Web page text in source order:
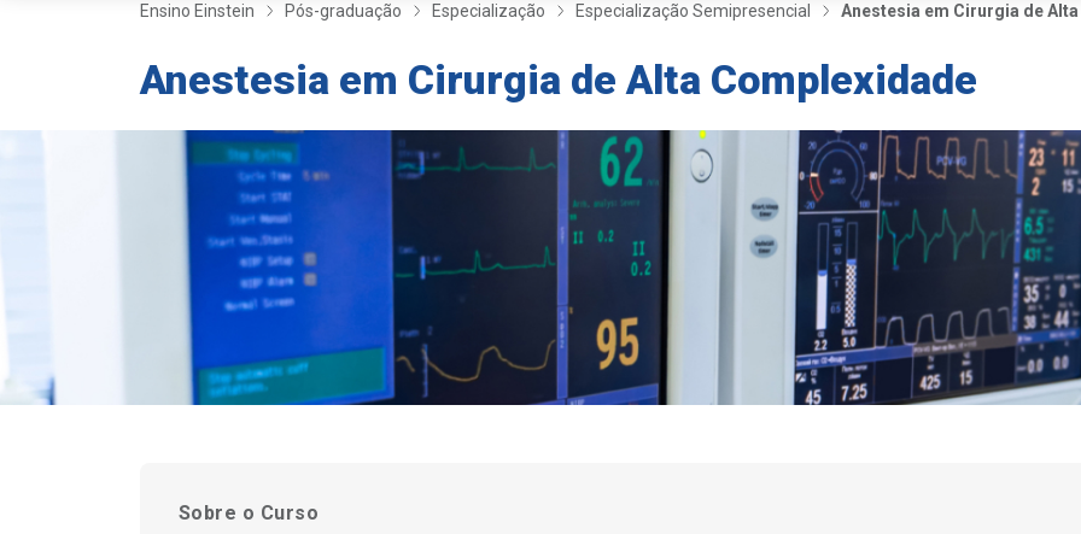
Ensino Einstein Pós-graduação Especialização Especialização Semipresencial Anestesia em Cirurgia de
Anestesia em Cirurgia de Alta Complexidade
Sobre o Curso